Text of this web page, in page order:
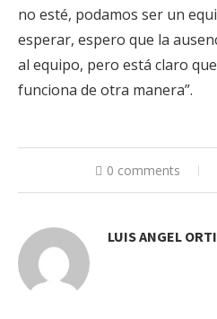
no esté, podamos ser un
esperar, espero que la
al equipo, pero está claro
funciona de otra manera”.
0 comments
LUIS ANGEL